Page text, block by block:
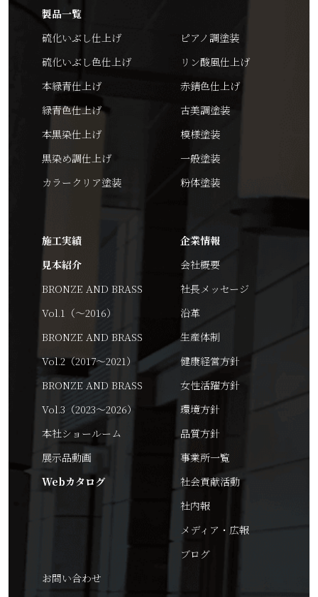
製品一覧
硫化いぶし仕上げ
硫化いぶし色仕上げ
本緑青仕上げ
緑青色仕上げ
本黒染仕上げ
黒染め調仕上げ
カラークリア塗装
ピアノ調塗装
リン酸風仕上げ
赤錆色仕上げ
古美調塗装
模様塗装
一般塗装
粉体塗装
施工実績
見本紹介
BRONZE AND BRASS
Vol.1（～2016）
BRONZE AND BRASS
Vol.2（2017～2021）
BRONZE AND BRASS
Vol.3（2023～2026）
本社ショールーム
展示品動画
Webカタログ
企業情報
会社概要
社長メッセージ
沿革
生産体制
健康経営方針
女性活躍方針
環境方針
品質方針
事業所一覧
社会貢献活動
社内報
メディア・広報
ブログ
お問い合わせ